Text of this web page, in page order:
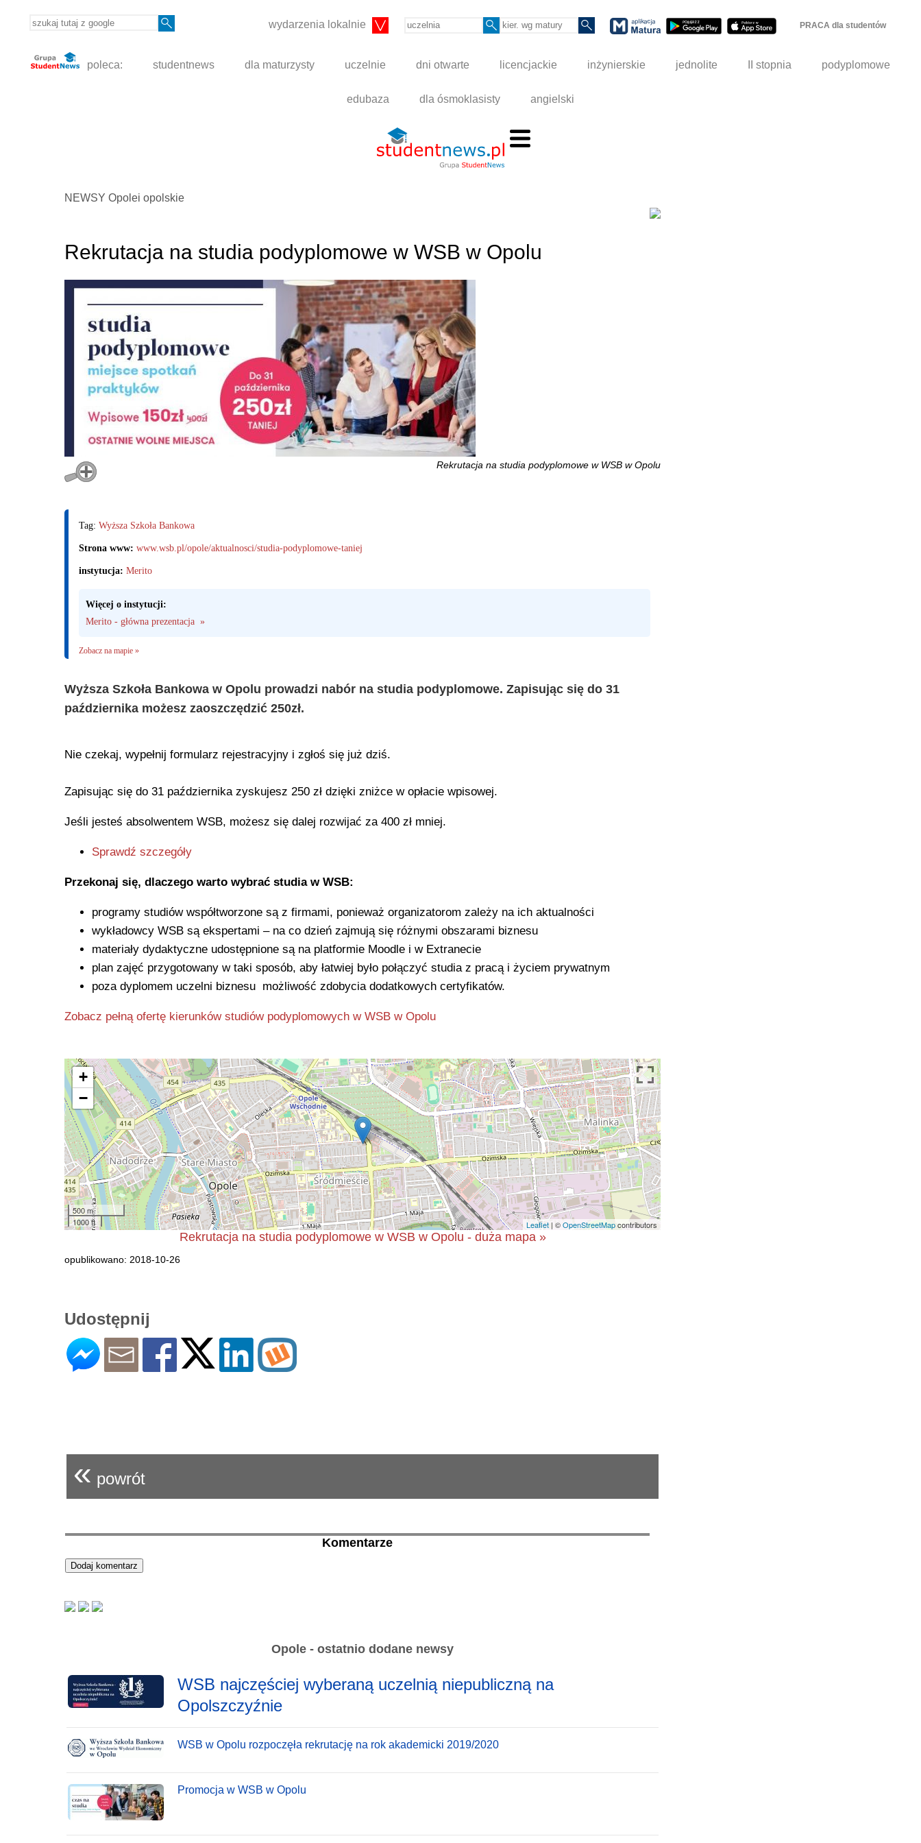
wydarzenia lokalnie PRACA dla studentów
poleca: studentnews dla maturzysty uczelnie dni otwarte licencjackie inżynierskie jednolite II stopnia podyplomowe
edubaza dla ósmoklasisty angielski
NEWSY Opolei opolskie
Rekrutacja na studia podyplomowe w WSB w Opolu
Rekrutacja na studia podyplomowe w WSB w Opolu
Tag: Wyższa Szkoła Bankowa
Strona www: www.wsb.pl/opole/aktualnosci/studia-podyplomowe-taniej
instytucja: Merito
Więcej o instytucji:
Merito - główna prezentacja  »
Zobacz na mapie »
Wyższa Szkoła Bankowa w Opolu prowadzi nabór na studia podyplomowe. Zapisując się do 31
października możesz zaoszczędzić 250zł.
Nie czekaj, wypełnij formularz rejestracyjny i zgłoś się już dziś.
Zapisując się do 31 października zyskujesz 250 zł dzięki zniżce w opłacie wpisowej.
Jeśli jesteś absolwentem WSB, możesz się dalej rozwijać za 400 zł mniej.
Sprawdź szczegóły
Przekonaj się, dlaczego warto wybrać studia w WSB:
programy studiów współtworzone są z firmami, ponieważ organizatorom zależy na ich aktualności
wykładowcy WSB są ekspertami – na co dzień zajmują się różnymi obszarami biznesu
materiały dydaktyczne udostępnione są na platformie Moodle i w Extranecie
plan zajęć przygotowany w taki sposób, aby łatwiej było połączyć studia z pracą i życiem prywatnym
poza dyplomem uczelni biznesu możliwość zdobycia dodatkowych certyfikatów.
Zobacz pełną ofertę kierunków studiów podyplomowych w WSB w Opolu
+
−
500 m
1000 ft
Leaflet | ©OpenStreetMapcontributors
Rekrutacja na studia podyplomowe w WSB w Opolu - duża mapa »
opublikowano: 2018-10-26
Udostępnij
« powrót
Komentarze
Opole - ostatnio dodane newsy
WSB najczęściej wyberaną uczelnią niepubliczną na
Opolszczyźnie
WSB w Opolu rozpoczęła rekrutację na rok akademicki 2019/2020
Promocja w WSB w Opolu